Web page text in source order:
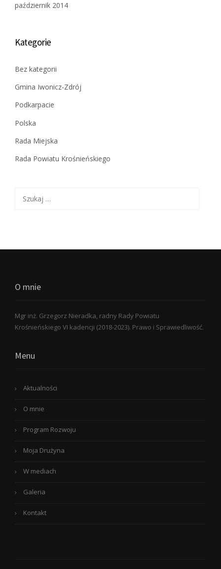
październik 2014
Kategorie
Bez kategorii
Gmina Iwonicz-Zdrój
Podkarpacie
Polska
Rada Miejska
Rada Powiatu Krośnieńskiego
O mnie
Mgr inż. Grzegorz Nieradka, radny Rady Powiatu
Krośnieńskiego VI kadencji (2018-2023). Prawo i Sprawiedliwość.
Menu
Aktualności
O mnie
Program Rozwoju
Moja Drużyna
W mediach
Galeria
Kontakt